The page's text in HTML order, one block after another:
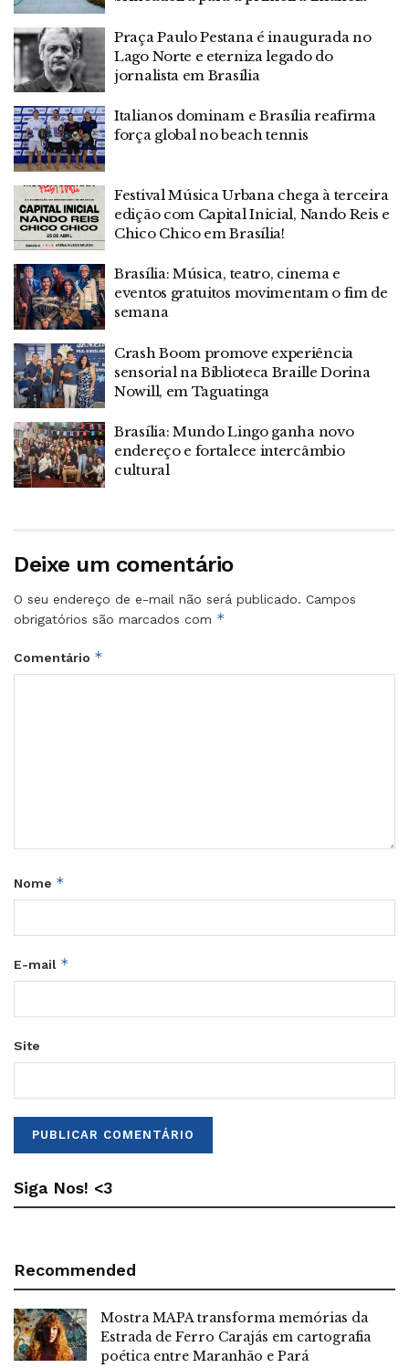
Praça Paulo Pestana é inaugurada no
Lago Norte e eterniza legado do
jornalista em Brasília
Italianos dominam e Brasília reafirma
força global no beach tennis
Festival Música Urbana chega à terceira
edição com Capital Inicial, Nando Reis e
Chico Chico em Brasília!
Brasília: Música, teatro, cinema e
eventos gratuitos movimentam o fim de
semana
Crash Boom promove experiência
sensorial na Biblioteca Braille Dorina
Nowill, em Taguatinga
Brasília: Mundo Lingo ganha novo
endereço e fortalece intercâmbio
cultural
Deixe um comentário
O seu endereço de e-mail não será publicado. Campos
obrigatórios são marcados com *
Comentário *
Nome *
E-mail *
Site
Siga Nos! <3
Recommended
Mostra MAPA transforma memórias da
Estrada de Ferro Carajás em cartografia
poética entre Maranhão e Pará